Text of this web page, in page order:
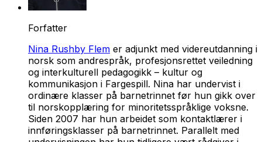
Forfatter
Nina Rushby Flem er adjunkt med videreutdanning i
norsk som andrespråk, profesjonsrettet veiledning
og interkulturell pedagogikk – kultur og
kommunikasjon i Fargespill. Nina har undervist i
ordinære klasser på barnetrinnet før hun gikk over
til norskopplæring for minoritetsspråklige voksne.
Siden 2007 har hun arbeidet som kontaktlærer i
innføringsklasser på barnetrinnet. Parallelt med